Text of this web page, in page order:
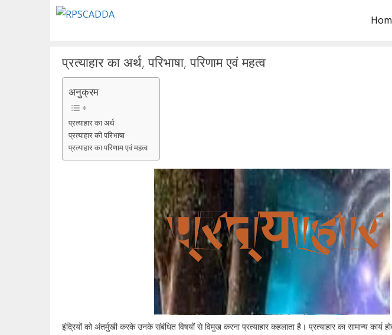
प्रत्याहार का अर्थ, परिभाषा, परिणाम एवं महत्व
अनुक्रम
प्रत्याहार का अर्थ
प्रत्याहार की परिभाषा
प्रत्याहार का परिणाम एवं महत्व
इंद्रियों को अंतर्मुखी करके उनके संबंधित विषयों से विमुख करना प्रत्याहार कहलाता है। प्रत्याहार का सामान्य कार्य